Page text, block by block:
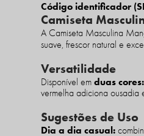
Código identificador
Camiseta
A Camiseta Masculina
suave, frescor natural e
Versatilidade
Disponível emduas
vermelha adiciona ousadia
Sugestões de Uso
Dia a dia casual: